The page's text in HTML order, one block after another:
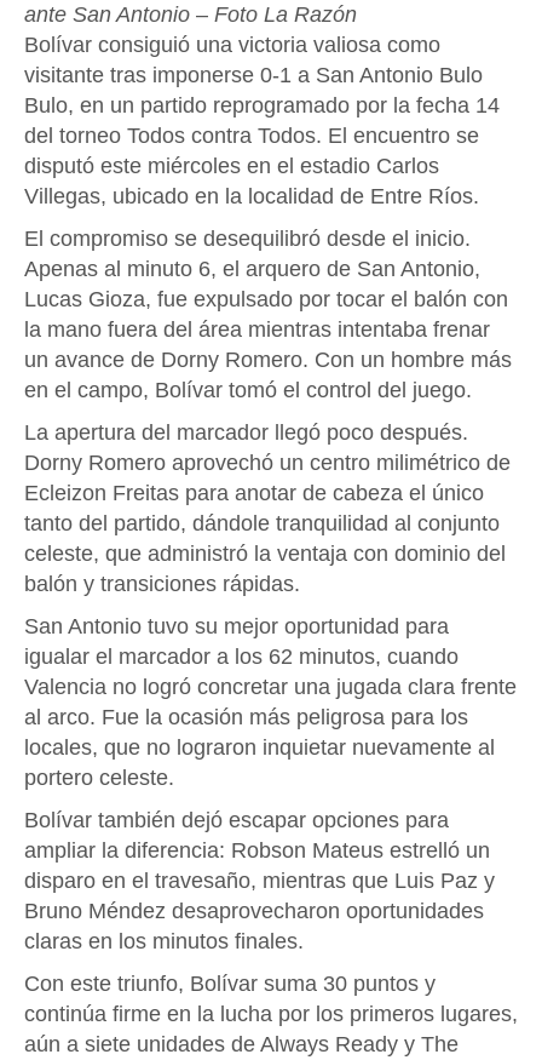
ante San Antonio – Foto La Razón
Bolívar consiguió una victoria valiosa como
visitante tras imponerse 0-1 a San Antonio Bulo
Bulo, en un partido reprogramado por la fecha 14
del torneo Todos contra Todos. El encuentro se
disputó este miércoles en el estadio Carlos
Villegas, ubicado en la localidad de Entre Ríos.
El compromiso se desequilibró desde el inicio.
Apenas al minuto 6, el arquero de San Antonio,
Lucas Gioza, fue expulsado por tocar el balón con
la mano fuera del área mientras intentaba frenar
un avance de Dorny Romero. Con un hombre más
en el campo, Bolívar tomó el control del juego.
La apertura del marcador llegó poco después.
Dorny Romero aprovechó un centro milimétrico de
Ecleizon Freitas para anotar de cabeza el único
tanto del partido, dándole tranquilidad al conjunto
celeste, que administró la ventaja con dominio del
balón y transiciones rápidas.
San Antonio tuvo su mejor oportunidad para
igualar el marcador a los 62 minutos, cuando
Valencia no logró concretar una jugada clara frente
al arco. Fue la ocasión más peligrosa para los
locales, que no lograron inquietar nuevamente al
portero celeste.
Bolívar también dejó escapar opciones para
ampliar la diferencia: Robson Mateus estrelló un
disparo en el travesaño, mientras que Luis Paz y
Bruno Méndez desaprovecharon oportunidades
claras en los minutos finales.
Con este triunfo, Bolívar suma 30 puntos y
continúa firme en la lucha por los primeros lugares,
aún a siete unidades de Always Ready y The